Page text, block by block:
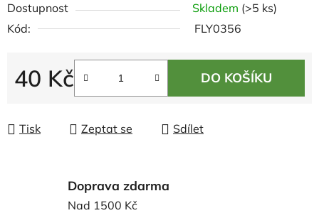
Dostupnost Skladem (>5 ks)
Kód:
FLY0356
40 Kč
Měrná cena:
DO KOŠÍKU
Tisk Zeptat se Sdílet
Doprava zdarma
Nad 1500 Kč